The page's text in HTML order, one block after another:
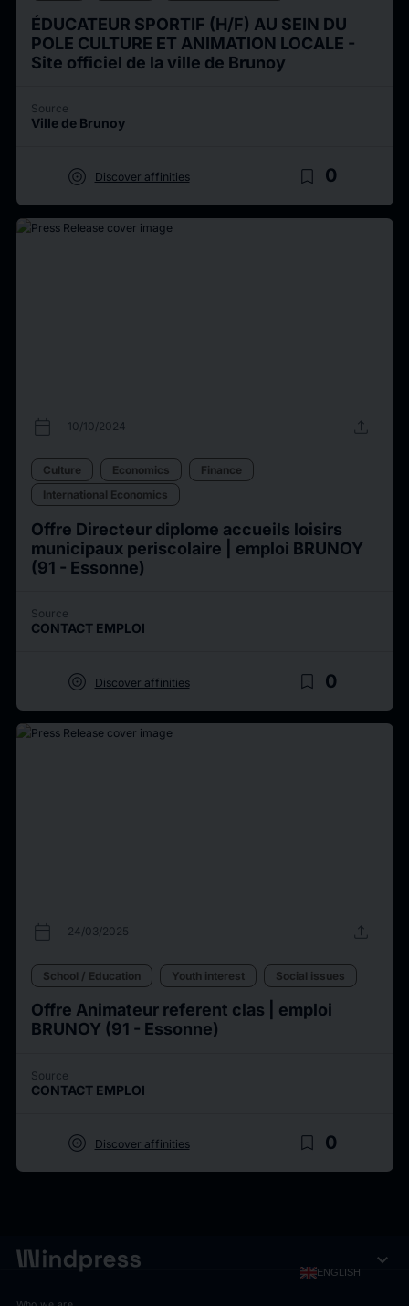
ÉDUCATEUR SPORTIF (H/F) AU SEIN DU
POLE CULTURE ET ANIMATION LOCALE -
Site officiel de la ville de Brunoy
Source
Ville de Brunoy
target Discover affinities bookmark_border 0
calendar_today 10/10/2024 upload
Culture Economics
Finance
International Economics
Offre Directeur diplome accueils loisirs
municipaux periscolaire | emploi BRUNOY
(91 - Essonne)
Source
CONTACT EMPLOI
target Discover affinities bookmark_border 0
calendar_today 24/03/2025 upload
School / Education Youth interest Social issues
Offre Animateur referent clas | emploi
BRUNOY (91 - Essonne)
Source
CONTACT EMPLOI
target Discover affinities bookmark_border 0
ENGLISH expand_more